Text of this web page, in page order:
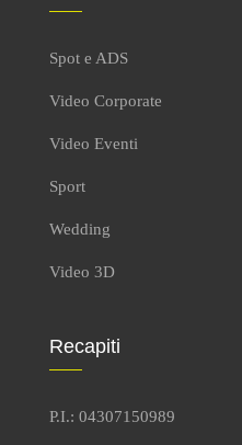
Spot e ADS
Video Corporate
Video Eventi
Sport
Wedding
Video 3D
Recapiti
P.I.: 04307150989